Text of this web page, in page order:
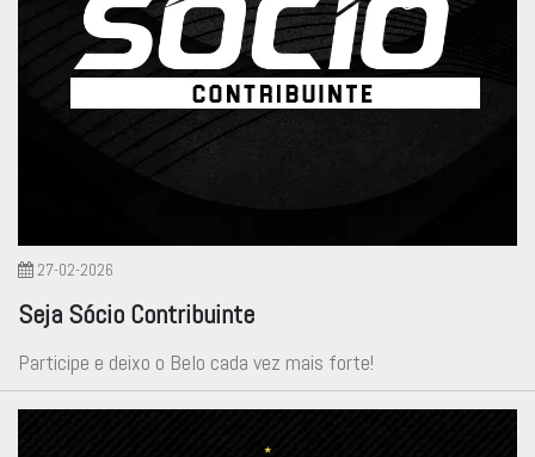
27-02-2026
Seja Sócio Contribuinte
Participe e deixo o Belo cada vez mais forte!